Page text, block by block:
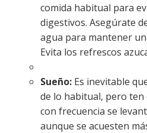
comida habitual para
digestivos. Asegúrate
agua para mantener
Evita los refrescos
Sueño: Es inevitable
de lo habitual, pero
con frecuencia se
aunque se acuesten